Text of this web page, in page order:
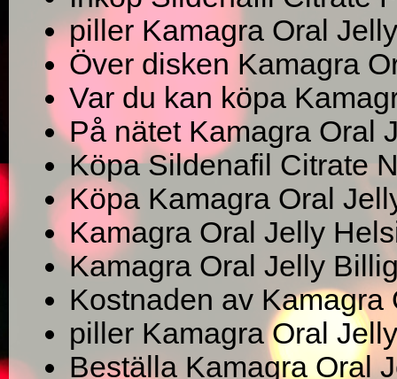
piller Kamagra Oral
Över disken Kamagra
Var du kan köpa
På nätet Kamagra Oral
Köpa Sildenafil Citrate
Köpa Kamagra Oral
Kamagra Oral Jelly
Kamagra Oral Jelly
Kostnaden av Kamagra
piller Kamagra Oral
Beställa Kamagra Oral